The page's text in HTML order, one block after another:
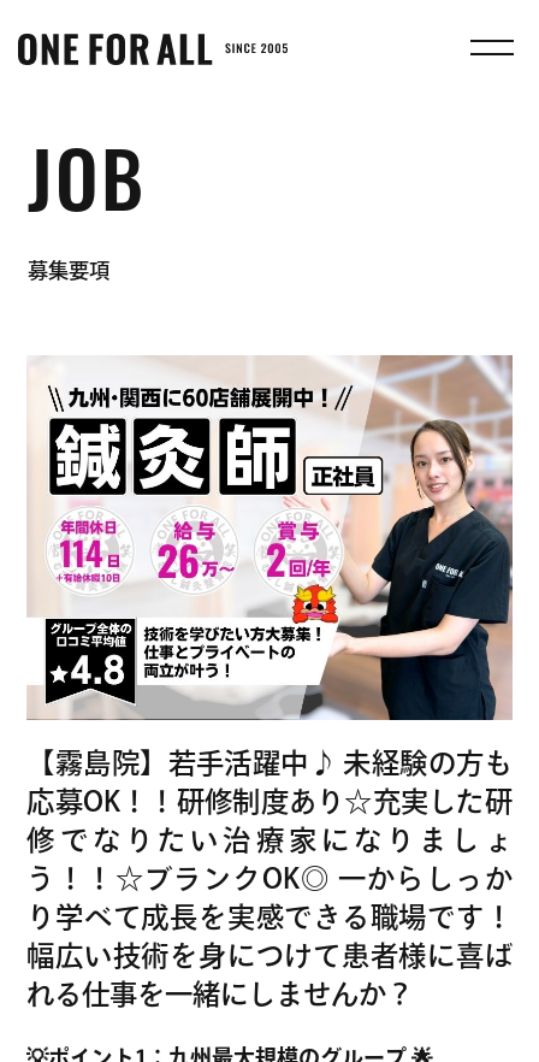
株
ONE
ALL
さ
ル
プ
採
イ
ト
募集要項
JOB
【霧島院】若手活躍中♪ 未経験の方も
応募OK！！研修制度あり☆充実した研
修でなりたい治療家になりましょ
う！！☆ブランクOK◎ 一からしっか
り学べて成長を実感できる職場です！
幅広い技術を身につけて患者様に喜ば
れる仕事を一緒にしませんか？
💡ポイント1：九州最大規模のグループ 🌟